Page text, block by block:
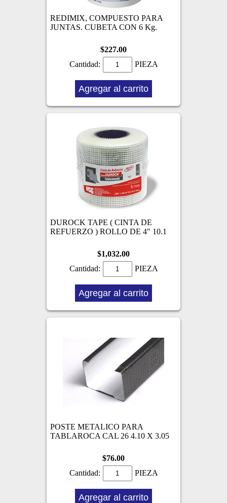
REDIMIX, COMPUESTO PARA
JUNTAS. CUBETA CON 6 Kg.
$227.00
Cantidad:
PIEZA
Agregar al carrito
DUROCK TAPE ( CINTA DE
REFUERZO ) ROLLO DE 4" 10.1
$1,032.00
Cantidad:
PIEZA
Agregar al carrito
POSTE METALICO PARA
TABLAROCA CAL 26 4.10 X 3.05
$76.00
Cantidad:
PIEZA
Agregar al carrito